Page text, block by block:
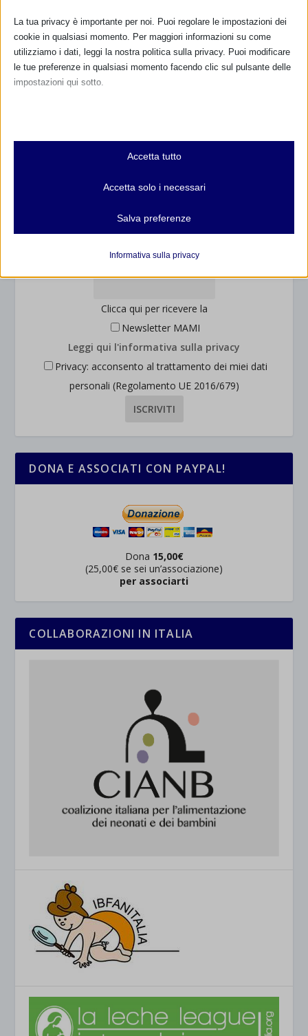
800.883300
Maggiori informazioni
... oppure inserisci i tuoi dati:
Cognome:
Indirizzo email:
Clicca qui per ricevere la
Newsletter MAMI
Leggi qui l'informativa sulla privacy
Privacy: acconsento al trattamento dei miei dati
personali (Regolamento UE 2016/679)
DONA E ASSOCIATI CON PAYPAL!
Dona 15,00€
(25,00€ se sei un’associazione)
per associarti
COLLABORAZIONI IN ITALIA
La tua privacy è importante per noi. Puoi regolare le impostazioni dei
cookie in qualsiasi momento. Per maggiori informazioni su come
utilizziamo i dati, leggi la nostra politica sulla privacy. Puoi modificare
le tue preferenze in qualsiasi momento facendo clic sul pulsante delle
impostazioni qui sotto.
Essenziali
I cookie e i servizi essenziali abilitano le funzioni di base e sono
e servizi non richiedono il consenso dell'utente secondo il GDPR.
wp-settings-time-*
Analitici
interagiscono con il nostro sito web.
jetpackState[message]
rientrano nelle altre categorie specifiche o che non sono stati
esplicitamente categorizzati.
Mostra dettagli
Accetta tutto
Accetta solo i necessari
Salva preferenze
Informativa sulla privacy